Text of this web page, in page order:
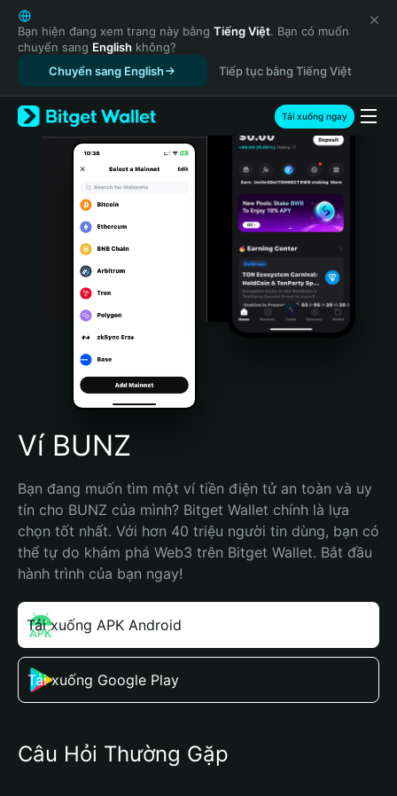
English
日本語
Tiếng Việt
Русский
Español (Latinoamérica)
Türkçe
Italiano
Português (Portugal)
Bahasa Indonesia
Português (Brasil)
Español (Argentina)
Bạn hiện đang xem trang này bằng Tiếng Việt. Bạn có muốn
chuyển sang English không?
Chuyển sang English
Tiếp tục bằng Tiếng Việt
Tải xuống ngay
Ví BUNZ
Bạn đang muốn tìm một ví tiền điện tử an toàn và uy
tín cho BUNZ của mình? Bitget Wallet chính là lựa
chọn tốt nhất. Với hơn 40 triệu người tin dùng, bạn có
thể tự do khám phá Web3 trên Bitget Wallet. Bắt đầu
hành trình của bạn ngay!
Tải xuống APK Android
Tải xuống Google Play
Câu Hỏi Thường Gặp